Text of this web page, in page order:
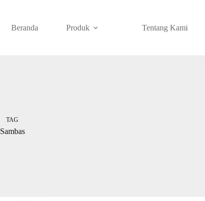
Beranda Produk Tentang Kami
TAG
Sambas